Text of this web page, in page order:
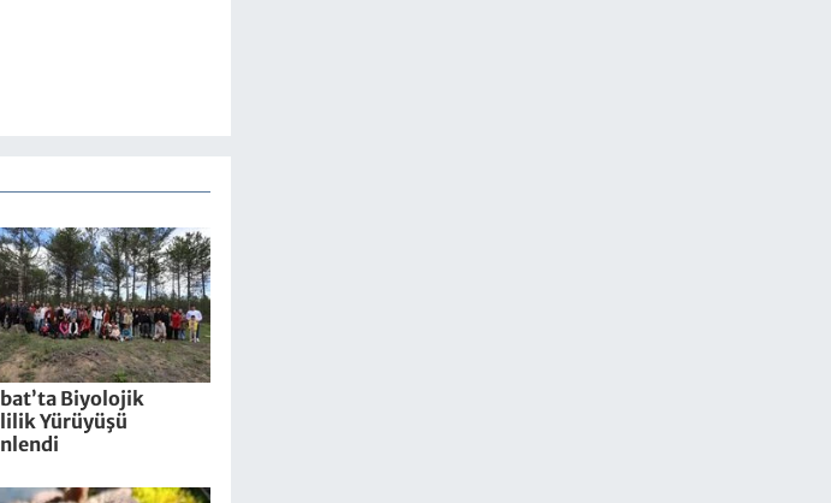
Biyolojik
Yürüyüşü